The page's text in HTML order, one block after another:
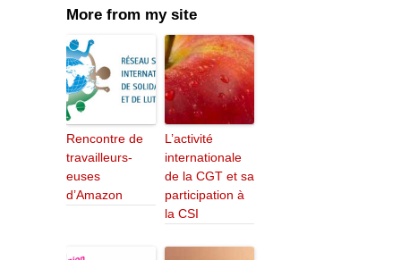
More from my site
Rencontre de
travailleurs-
euses
d’Amazon
L’activité
internationale
de la CGT et sa
participation à
la CSI